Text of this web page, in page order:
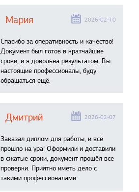
Мария 2026-02-10
Спасибо за оперативность и качество!
Документ был готов в кратчайшие
сроки, и я довольна результатом. Вы
настоящие профессионалы, буду
обращаться ещё.
Дмитрий 2026-02-07
Заказал диплом для работы, и всё
прошло на ура! Оформили и доставили
в сжатые сроки, документ прошёл все
проверки. Приятно иметь дело с
такими профессионалами.